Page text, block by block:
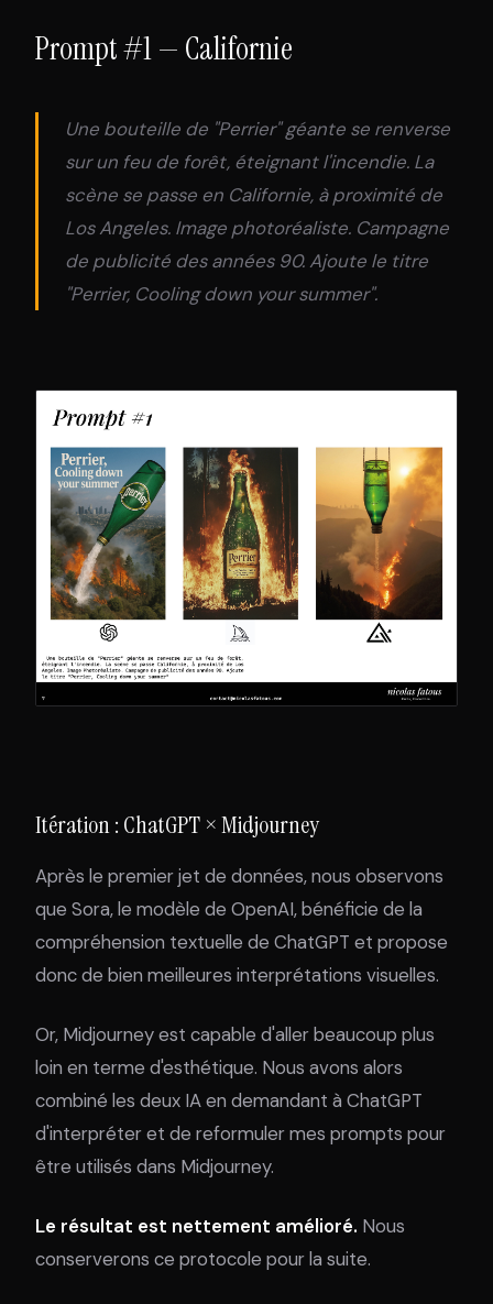
Prompt #1 — Californie
Une bouteille de "Perrier" géante se renverse
sur un feu de forêt, éteignant l'incendie. La
scène se passe en Californie, à proximité de
Los Angeles. Image photoréaliste. Campagne
de publicité des années 90. Ajoute le titre
"Perrier, Cooling down your summer".
Itération : ChatGPT × Midjourney
Après le premier jet de données, nous observons
que Sora, le modèle de OpenAI, bénéficie de la
compréhension textuelle de ChatGPT et propose
donc de bien meilleures interprétations visuelles.
Or, Midjourney est capable d'aller beaucoup plus
loin en terme d'esthétique. Nous avons alors
combiné les deux IA en demandant à ChatGPT
d'interpréter et de reformuler mes prompts pour
être utilisés dans Midjourney.
Le résultat est nettement amélioré. Nous
conserverons ce protocole pour la suite.